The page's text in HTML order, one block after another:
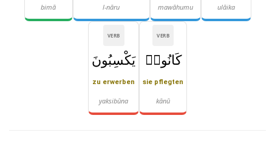
ulāika
mawāhumu
l-nāru
bimā
VERB
كَانُوا۟
sie pflegten
kānū
VERB
يَكْسِبُونَ
zu erwerben
yaksibūna